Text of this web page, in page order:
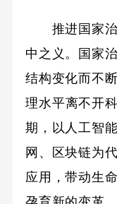
推进国家治
中之义。国家
结构变化而不
理水平离不开
期，以人工智
网、区块链为
应用，带动生